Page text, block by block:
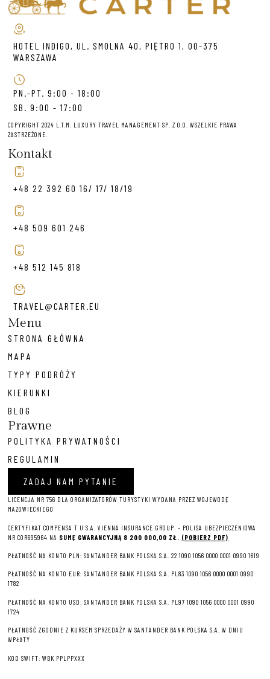
HOTEL INDIGO, UL. SMOLNA 40, PIĘTRO 1, 00-375
WARSZAWA
PN.-PT. 9:00 - 18:00
SB. 9:00 - 17:00
COPYRIGHT 2024 L.T.M. LUXURY TRAVEL MANAGEMENT SP. Z O.O. WSZELKIE PRAWA
ZASTRZEŻONE.
Kontakt
+48 22 392 60 16/ 17/ 18/19
+48 509 601 246
+48 512 145 818
TRAVEL@CARTER.EU
Menu
STRONA GŁÓWNA
MAPA
TYPY PODRÓŻY
KIERUNKI
BLOG
Prawne
POLITYKA PRYWATNOŚCI
REGULAMIN
ZADAJ NAM PYTANIE
LICENCJA NR 756 DLA ORGANIZATORÓW TURYSTYKI WYDANA PRZEZ WOJEWODĘ
MAZOWIECKIEGO
CERTYFIKAT COMPENSA T U S.A. VIENNA INSURANCE GROUP – POLISA UBEZPIECZENIOWA
NR COR695964 NA SUMĘ GWARANCYJNĄ 8 200 000,00 ZŁ. (POBIERZ PDF)
PŁATNOŚĆ NA KONTO PLN: SANTANDER BANK POLSKA S.A. 22 1090 1056 0000 0001 0990 1619
PŁATNOŚĆ NA KONTO EUR: SANTANDER BANK POLSKA S.A. PL83 1090 1056 0000 0001 0990
1782
PŁATNOŚĆ NA KONTO USD: SANTANDER BANK POLSKA S.A. PL97 1090 1056 0000 0001 0990
1724
PŁATNOŚĆ ZGODNIE Z KURSEM SPRZEDAŻY W SANTANDER BANK POLSKA S.A. W DNIU
WPŁATY
KOD SWIFT: WBK PPLPPXXX